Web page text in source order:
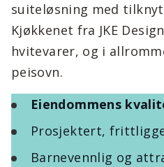
suiteløsning med
Kjøkkenet fra JKE
hvitevarer, og i
peisovn.
Eiendommens
Prosjektert,
Barnevennlig og